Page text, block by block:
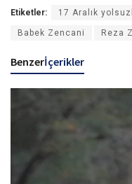
Etiketler: 17 Aralık
Babek Zencani Reza
Benzerİçerikler